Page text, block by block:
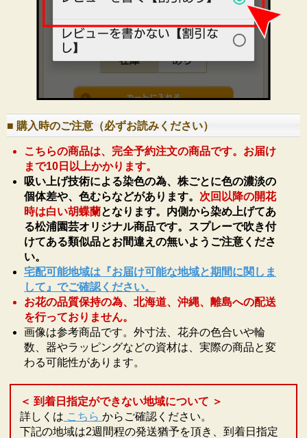
■ 購入時のご注意（必ずお読みください）
こちらの商品は、完全予約注文の商品です。お届け
まで10日以上かかります。
吸い上げ技術による染色の為、株ごとに色の濃淡の
個体差や、色むらなどがあります。 次回以降の開花
時は白い胡蝶蘭となります。内側から染め上げてあ
る松浦園芸オリジナル商品です。スプレーで吹き付
けてある類似品とお間違えの無いようご注意くださ
い。
宅配可能地域は『お届け可能な地域と期間に関しま
して』でご確認ください。
お花の品質保持の為、北海道、沖縄、離島への配送
を行っておりません。
画像は参考商品です。外寸法、花弁の色合いや輪
数、器やラッピングなどの資材は、実際の商品と変
わる可能性があります。
＜ 到着日指定ができない地域について ＞
詳しくは こちらからご確認ください。
下記の地域は2週間程の発送猶予を頂き、到着日指定